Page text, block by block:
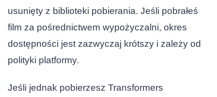
usunięty z biblioteki pobierania. Jeśli pobrałeś
film za pośrednictwem wypożyczalni, okres
dostępności jest zazwyczaj krótszy i zależy od
polityki platformy.
Jeśli jednak pobierzesz Transformers